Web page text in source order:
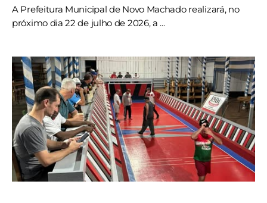
A Prefeitura Municipal de Novo Machado realizará, no
próximo dia 22 de julho de 2026, a ...